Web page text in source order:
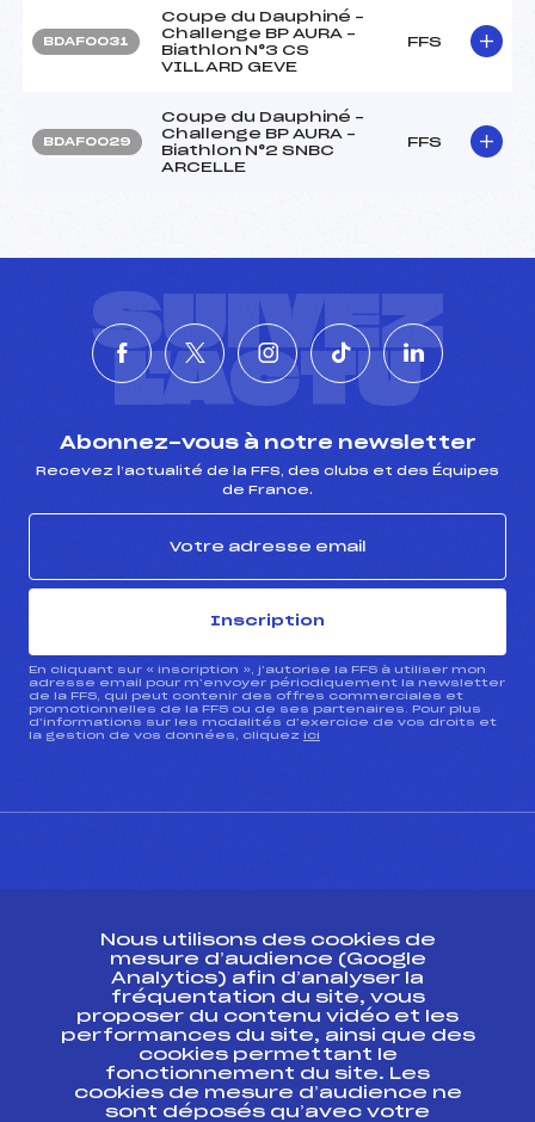
BDAF0031
Coupe du Dauphiné –
Challenge BP AURA –
Biathlon N°3 CS
VILLARD GEVE
FFS
BDAF0029
Coupe du Dauphiné –
Challenge BP AURA –
Biathlon N°2 SNBC
ARCELLE
FFS
SUIVEZ
L'ACTU
Abonnez-vous à notre newsletter
Recevez l’actualité de la FFS, des clubs et des Équipes
de France.
Inscription
En cliquant sur « inscription », j’autorise la FFS à utiliser mon
adresse email pour m’envoyer périodiquement la newsletter
de la FFS, qui peut contenir des offres commerciales et
promotionnelles de la FFS ou de ses partenaires. Pour plus
d’informations sur les modalités d’exercice de vos droits et
la gestion de vos données, cliquez ici
ESPACE PRESSE
Ressources
Pass’Neige
Projet sportif fédéral
Projet de performance fédéral
Nous utilisons des cookies de
mesure d’audience (Google
Analytics) afin d’analyser la
fréquentation du site, vous
proposer du contenu vidéo et les
performances du site, ainsi que des
cookies permettant le
fonctionnement du site. Les
cookies de mesure d’audience ne
sont déposés qu’avec votre